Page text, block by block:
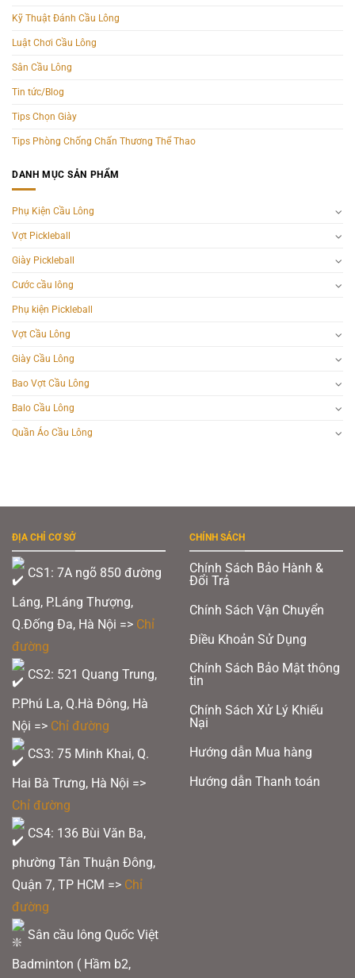
Kỹ Thuật Đánh Cầu Lông
Luật Chơi Cầu Lông
Sân Cầu Lông
Tin tức/Blog
Tips Chọn Giày
Tips Phòng Chống Chấn Thương Thể Thao
DANH MỤC SẢN PHẨM
Phụ Kiện Cầu Lông
Vợt Pickleball
Giày Pickleball
Cước cầu lông
Phụ kiện Pickleball
Vợt Cầu Lông
Giày Cầu Lông
Bao Vợt Cầu Lông
Balo Cầu Lông
Quần Áo Cầu Lông
ĐỊA CHỈ CƠ SỞ
CS1: 7A ngõ 850 đường
Láng, P.Láng Thượng,
Q.Đống Đa, Hà Nội => Chỉ
đường
CS2: 521 Quang Trung,
P.Phú La, Q.Hà Đông, Hà
Nội => Chỉ đường
CS3: 75 Minh Khai, Q.
Hai Bà Trưng, Hà Nội =>
Chỉ đường
CS4: 136 Bùi Văn Ba,
phường Tân Thuận Đông,
Quận 7, TP HCM => Chỉ
đường
Sân cầu lông Quốc Việt
Badminton ( Hầm b2,
CHÍNH SÁCH
Chính Sách Bảo Hành &
Đổi Trả
Chính Sách Vận Chuyển
Điều Khoản Sử Dụng
Chính Sách Bảo Mật thông
tin
Chính Sách Xử Lý Khiếu
Nại
Hướng dẫn Mua hàng
Hướng dẫn Thanh toán